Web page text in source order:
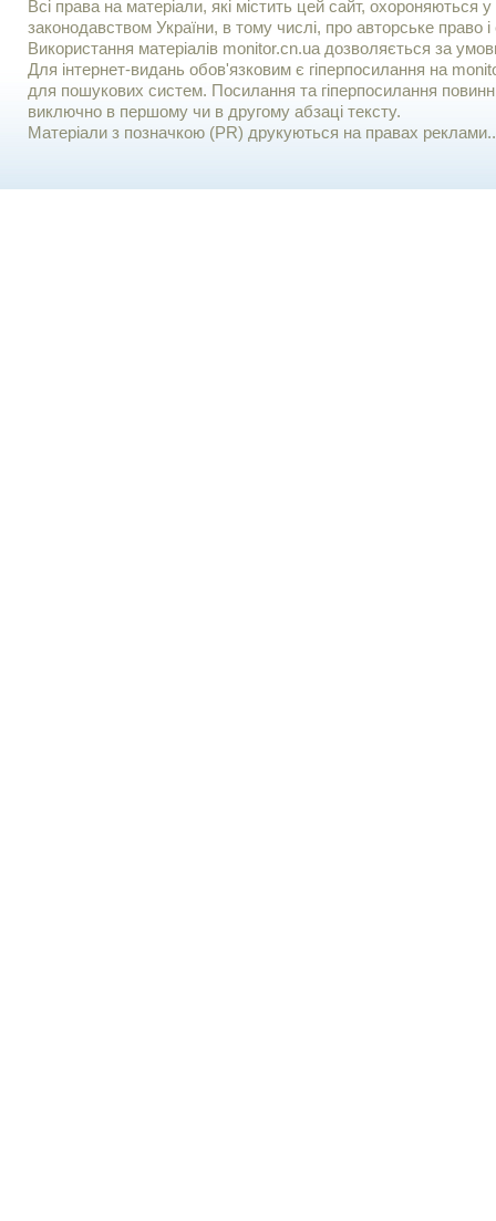
Всі права на матеріали, які містить цей сайт, охороняються у
законодавством України, в тому числі, про авторське право і
Використання матерiалiв monitor.cn.ua дозволяється за
Для iнтернет-видань обов'язковим є гiперпосилання на
для пошукових систем. Посилання та гіперпосилання
виключно в першому чи в другому абзаці тексту.
Матеріали з позначкою (PR) друкуються на правах реклами..